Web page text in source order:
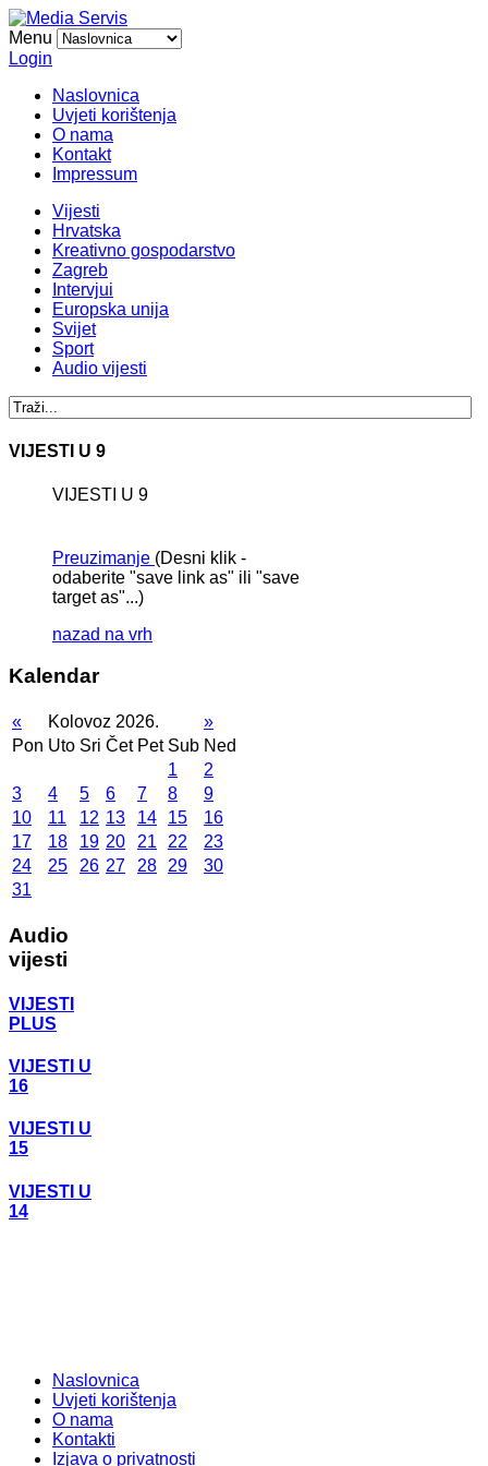
Menu
Login
Naslovnica
Uvjeti korištenja
O nama
Kontakt
Impressum
Vijesti
Hrvatska
Kreativno gospodarstvo
Zagreb
Intervjui
Europska unija
Svijet
Sport
Audio vijesti
VIJESTI U 9
VIJESTI U 9
Preuzimanje (Desni klik -
odaberite "save link as" ili "save
target as"...)
nazad na vrh
Kalendar
« Kolovoz 2026.
»
Pon Uto Sri Čet Pet Sub Ned
1
2
3
4 5 6 7 8
9
10
11 12 13 14 15
16
17
18 19 20 21 22
23
24
25 26 27 28 29
30
31
Audio
vijesti
VIJESTI
PLUS
VIJESTI U
16
VIJESTI U
15
VIJESTI U
14
Naslovnica
Uvjeti korištenja
O nama
Kontakti
Izjava o privatnosti